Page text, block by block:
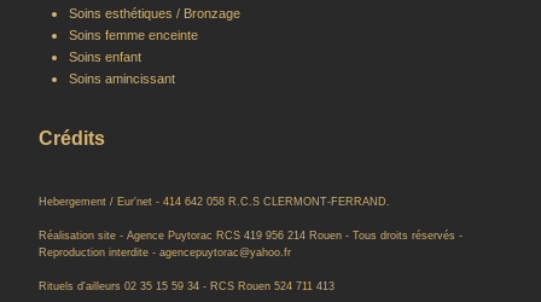
Soins esthétiques / Bronzage
Soins femme enceinte
Soins enfant
Soins amincissant
Crédits
Hebergement / Eur'net - 414 642 058 R.C.S CLERMONT-FERRAND.
Réalisation site - Agence Puytorac RCS 419 956 214 Rouen - Tous droits réservés -
Reproduction interdite - agencepuytorac@yahoo.fr
Rituels d'ailleurs 02 35 15 59 34 - RCS Rouen 524 711 413